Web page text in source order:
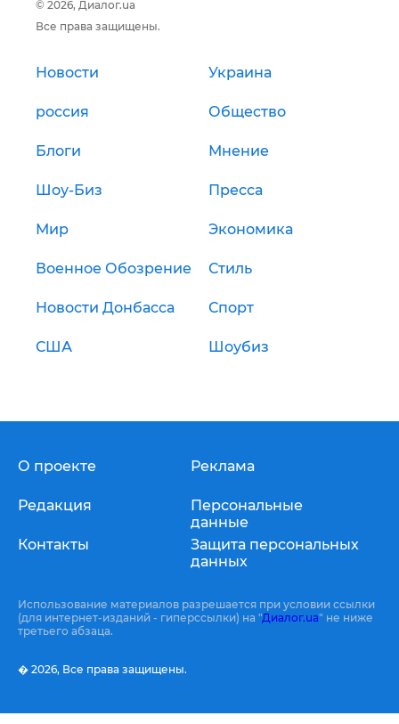
© 2026, Диалог.ua
Все права защищены.
Новости Украина
россия Общество
Блоги Мнение
Шоу-Биз Пресса
Мир Экономика
Военное Обозрение Стиль
Новости Донбасса Спорт
США Шоубиз
О проекте
Редакция
Контакты
Реклама
Персональные
данные
Защита персональных
данных
Использование материалов разрешается при условии ссылки
(для интернет-изданий - гиперссылки) на "Диалог.ua" не ниже
третьего абзаца.
� 2026, Все права защищены.